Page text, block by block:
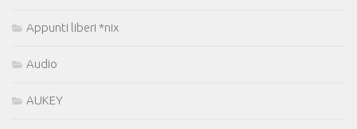
Appunti liberi *nix
Audio
AUKEY